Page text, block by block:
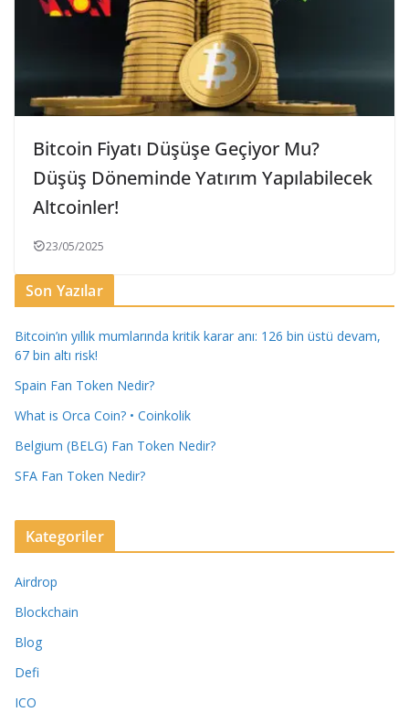
Bitcoin Fiyatı Düşüşe Geçiyor Mu?
Düşüş Döneminde Yatırım Yapılabilecek
Altcoinler!
23/05/2025
Son Yazılar
Bitcoin’ın yıllık mumlarında kritik karar anı: 126 bin üstü devam,
67 bin altı risk!
Spain Fan Token Nedir?
What is Orca Coin? • Coinkolik
Belgium (BELG) Fan Token Nedir?
SFA Fan Token Nedir?
Kategoriler
Airdrop
Blockchain
Blog
Defi
ICO